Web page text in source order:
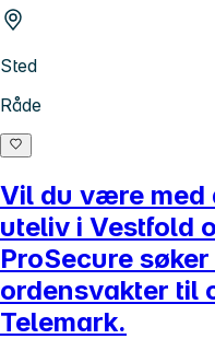
Sted
Råde
Vil du være med
uteliv i Vestfold
ProSecure
ordensvakter til
Telemark.